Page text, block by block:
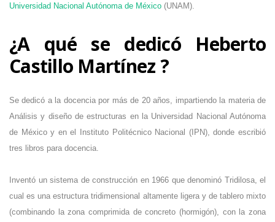
Universidad Nacional Autónoma de México (UNAM).
¿A qué se dedicó Heberto
Castillo Martínez ?
Se dedicó a la docencia por más de 20 años, impartiendo la materia de
Análisis y diseño de estructuras en la Universidad Nacional Autónoma
de México y en el Instituto Politécnico Nacional (IPN), donde escribió
tres libros para docencia.
Inventó un sistema de construcción en 1966 que denominó Tridilosa, el
cuales una estructura tridimensional altamente ligera y de tablero mixto
(combinando la zona comprimida de concreto (hormigón), con la zona